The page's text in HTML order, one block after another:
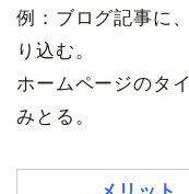
例：ブログ記事に
り込む。
ホームページのタ
みとる。